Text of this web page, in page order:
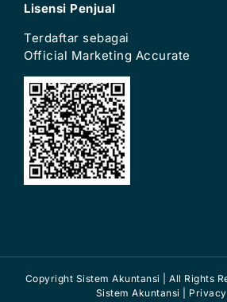
Lisensi Penjual
Terdaftar sebagai
Official Marketing Accurate
Copyright Sistem Akuntansi | All Rights
Sistem Akuntansi
|